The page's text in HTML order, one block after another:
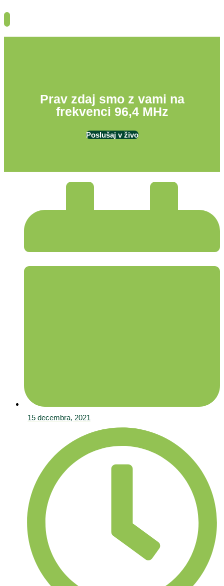
Prav zdaj smo z vami na
frekvenci 96,4 MHz
Poslušaj v živo
15 decembra, 2021